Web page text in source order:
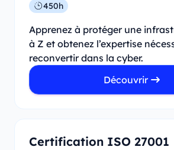
450h
Apprenez à protéger une
à Z et obtenez l’expertise
reconvertir dans la cyber.
Découvrir
Certification ISO 27001